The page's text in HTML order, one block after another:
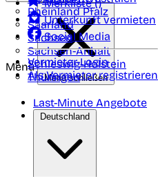
Rheinland Pfalz
Saarland
Sachsen
Sachsen-Anhalt
Schleswig-Holstein
Thüringen
Merkliste ()
Unterkunft vermieten
Social Media
Vermieter-Login
Als Vermieter registrieren
Menü
Menü schließen
Last-Minute Angebote
Deutschland